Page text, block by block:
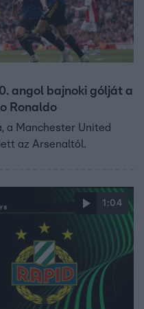
angol bajnoki gólját a
Ronaldo
a Manchester United
az Arsenaltól.
1:04